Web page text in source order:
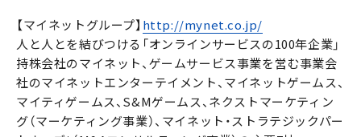
【マイネットグループ】 http://mynet.co.jp/
人と人とを結びつける「オンラインサービスの100年企業」
持株会社のマイネット、ゲームサービス事業を営む事業会
社のマイネットエンターテイメント、マイネットゲームス、
マイティゲームス、S&Mゲームス、ネクストマーケティン
グ（マーケティング事業）、マイネット・ストラテジックパー